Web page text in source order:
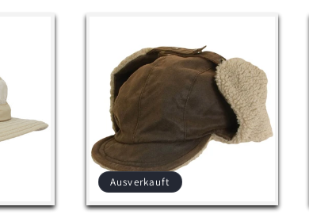
Ausverkauft